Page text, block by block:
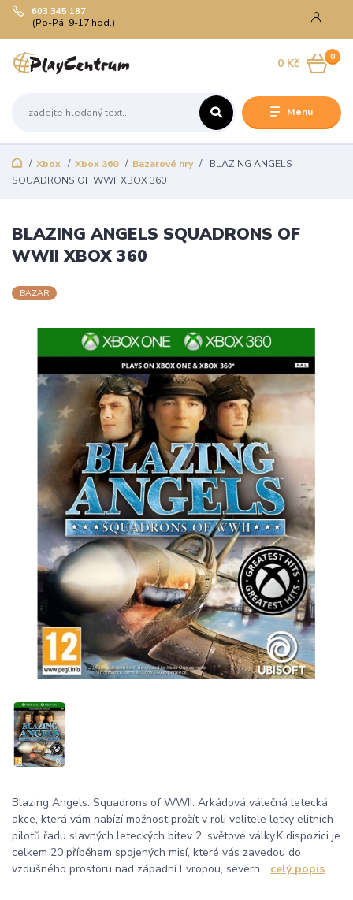
Menu
603 345 187
(Po-Pá, 9-17 hod.)
0
0 Kč
Xbox Xbox 360 Bazarové hry
BLAZING ANGELS
SQUADRONS OF WWII XBOX 360
BLAZING ANGELS SQUADRONS OF
WWII XBOX 360
BAZAR
Blazing Angels: Squadrons of WWII. Arkádová válečná letecká
akce, která vám nabízí možnost prožít v roli velitele letky elitních
pilotů řadu slavných leteckých bitev 2. světové války.K dispozici je
celkem 20 příběhem spojených misí, které vás zavedou do
vzdušného prostoru nad západní Evropou, severn... celý popis